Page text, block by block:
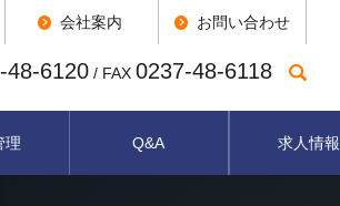
会社案内 お問い合わせ
48-6120 / FAX 0237-48-6118
理 Q&A 求人情報